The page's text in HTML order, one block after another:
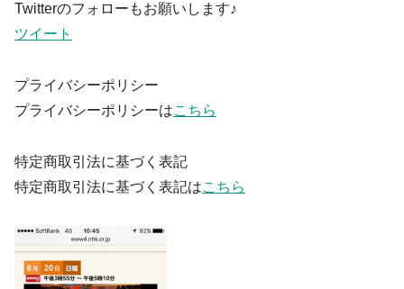
Twitterのフォローもお願いします♪
ツイート
プライバシーポリシー
プライバシーポリシーはこちら
特定商取引法に基づく表記
特定商取引法に基づく表記はこちら